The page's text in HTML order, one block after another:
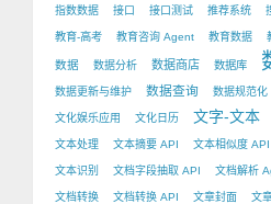
指数数据 接口 接口测试 推荐系统
教育-高考 教育咨询 Agent 教育数据
数据 数据分析 数据商店 数据库
数据更新与维护 数据查询 数据规范化
文化娱乐应用 文化日历 文字-文本
文本处理 文本摘要 API 文本相似度 API
文本识别 文档字段抽取 API 文档解析
文档转换 文档转换 API 文章封面 文